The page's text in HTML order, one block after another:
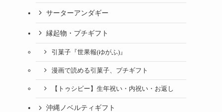
サーターアンダギー
縁起物・プチギフト
引菓子『世果報(ゆがふ)』
漫画で読める引菓子、プチギフト
【トゥシビー】生年祝い・内祝い・お返し
沖縄ノベルティギフト